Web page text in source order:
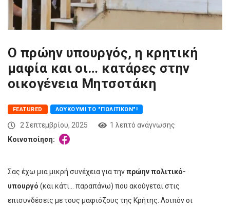
Ο πρώην υπουργός, η κρητική
μαφία και οι… κατάρες στην
οικογένεια Μητσοτάκη
FEATURED ΛΟΥΚΟΎΜΙ ΤΟ "ΠΟΛΙΤΙΚΌΝ"!
2 Σεπτεμβρίου, 2025
1 λεπτό ανάγνωσης
Κοινοποίηση:
Σας έχω μια μικρή συνέχεια για τηνπρώην πολιτικό-
υπουργό (και κάτι… παραπάνω) που ακούγεται στις
επισυνδέσεις με τους μαφιόζους της Κρήτης. Λοιπόν οι